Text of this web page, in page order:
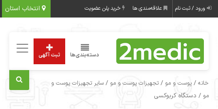
انتخاب استان ورود / ثبت نام علاقه‌مندی ها خرید پلن عضویت
دسته‌بندی‌ها ثبت آگهی
خانه /پوست و مو /تجهیزات پوست و مو /سایر تجهیزات پوست و
مو / دستگاه کربوکسی